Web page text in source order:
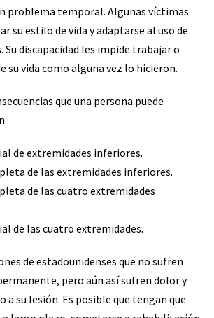
problema temporal. Algunas víctimas
su estilo de vida y adaptarse al uso de
Su discapacidad les impide trabajar o
su vida como alguna vez lo hicieron.
que una persona puede
de extremidades inferiores.
de las extremidades inferiores.
de las cuatro extremidades
de las cuatro extremidades.
de estadounidenses que no sufren
pero aún así sufren dolor y
su lesión. Es posible que tengan que